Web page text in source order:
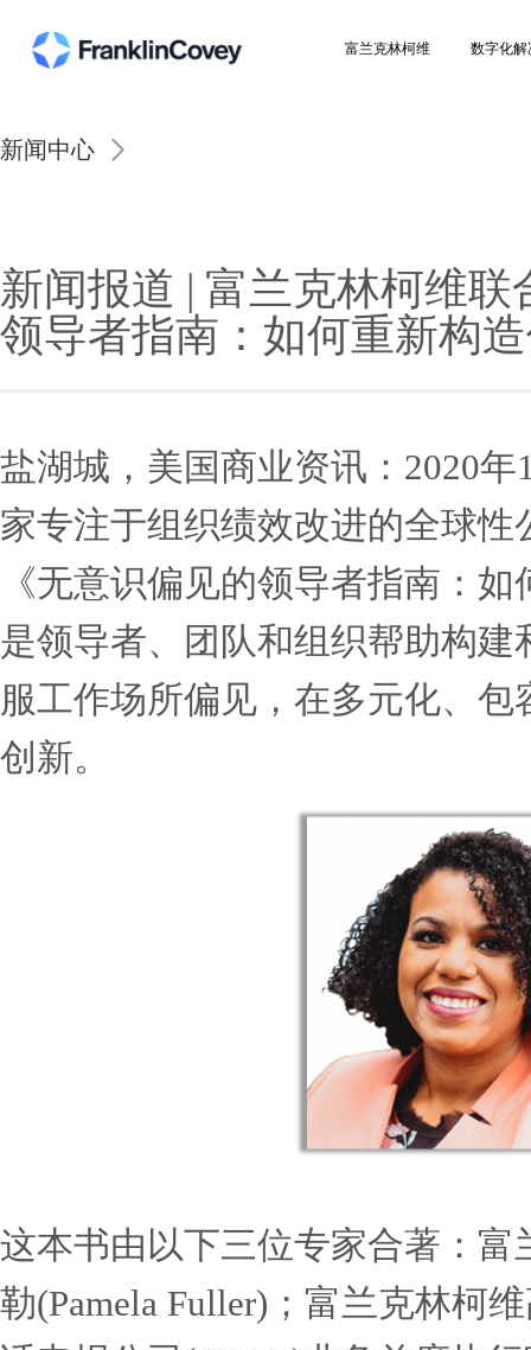
富兰克林柯维
新闻报道 | 富兰克林柯
盐湖城，美国商业资讯：
家专注于组织绩效改进的
《无意识偏见的领导者指
是领导者、团队和组织帮
服工作场所偏见，在多元